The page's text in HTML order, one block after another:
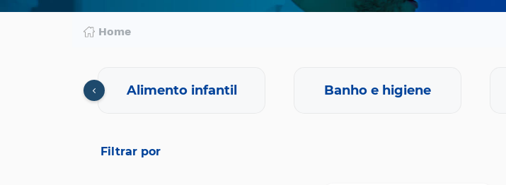
Serviços
Home
Alimento infantil Banho e higiene
Filtrar por